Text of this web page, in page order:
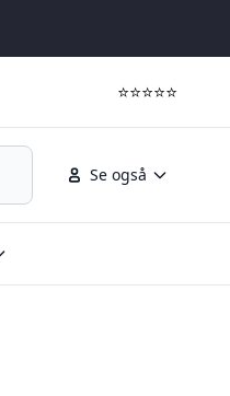
⭐⭐⭐⭐⭐
Se også